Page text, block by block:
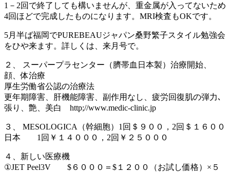
1－2回で終了しても構いませんが、重金属が入ってないため
4回ほどで完成したものになります。MRI検査もOKです。
5月半ば福岡でPUREBEAUジャパン桑野繁子スタイル勉強会
をひや来ます。詳しくは、来月号で。
２、 スーパープラセンター（臍帯血日本製）治療開始、
顔、体治療
厚生労働省公認の治療法
更年期障害、肝機能障害、副作用なし、疲労回復肌の弾力､
張り、艶、美白 http;//www.medic-clinic.jp
３、 MESOLOGICA（幹細胞）1回＄９００，2回＄１６００
日本 1回￥１４０００，2回￥２５０００
４、新しい医療機
①JET Peel3V $６０００＝$１２００（お試し価格）×５